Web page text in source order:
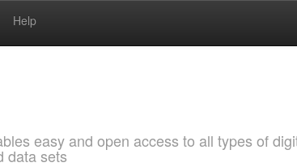
Help
easy and open access to all types of
data sets